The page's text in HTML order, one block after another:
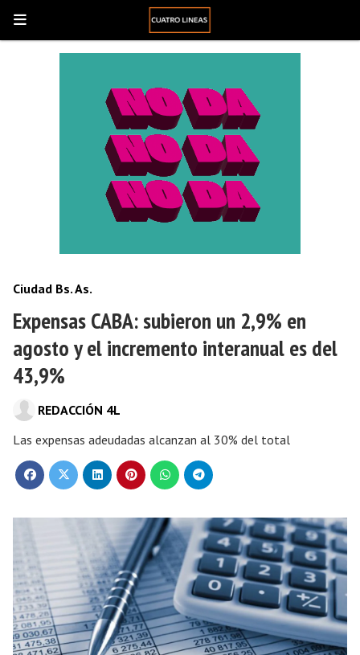
Expensas CABA: subieron un 2,9% en
agosto y el incremento interanual es del
43,9%
Las expensas adeudadas alcanzan al 30% del total
Ciudad Bs. As.
REDACCIÓN 4L